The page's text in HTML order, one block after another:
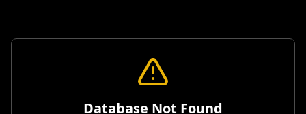
Database Not Found